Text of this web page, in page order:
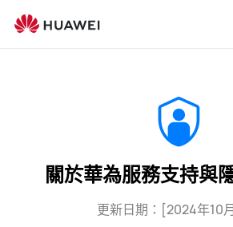
關於華為服務支持與
更新日期：[2024年10